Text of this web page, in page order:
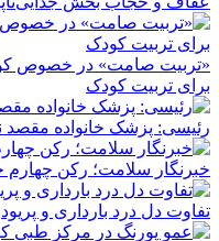
برای تربیت کودک
رئیسی: پزشک خانواده
خبرنگار سلامت؛ رکن
تفاوت دل درد بارداری و پریود